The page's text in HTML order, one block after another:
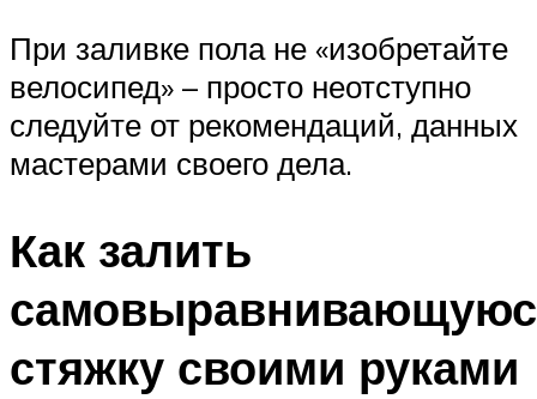
При заливке пола не «изобретайте
велосипед» – просто неотступно
следуйте от рекомендаций, данных
мастерами своего дела.
Как залить
стяжку своими руками